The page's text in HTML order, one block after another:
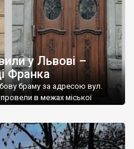
у Львові –
Франка
браму за адресою вул.
в межах міської
декоративних елементів –
Це довелося не просто